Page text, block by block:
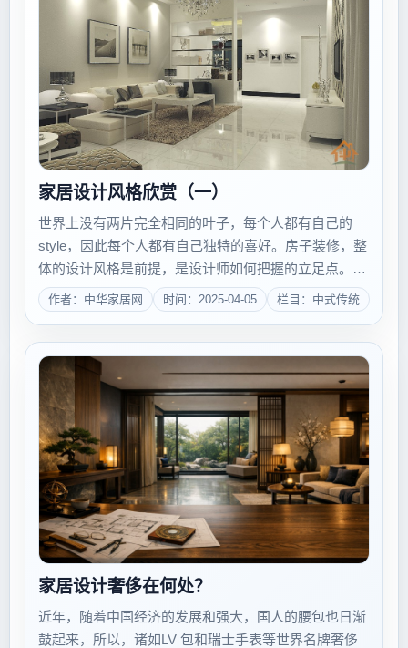
家居设计风格欣赏（一）
世界上没有两片完全相同的叶子，每个人都有自己的
style，因此每个人都有自己独特的喜好。房子装修，整
体的设计风格是前提，是设计师如何把握的立足点。所
以，在房子装修前，一家人应该坐在一起探讨、确定房
子的设计风格，而这个的基本前提又是清楚了解房子的
作者：中华家居网 时间：2025-04-05 栏目：中式传统
家居设计奢侈在何处？
近年，随着中国经济的发展和强大，国人的腰包也日渐
鼓起来，所以，诸如LV 包和瑞士手表等世界名牌奢侈